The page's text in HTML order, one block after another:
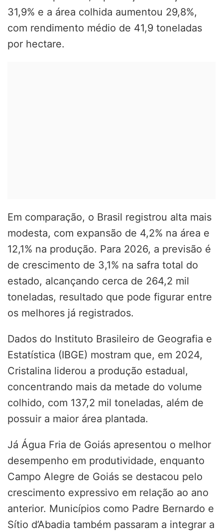
31,9% e a área colhida aumentou 29,8%,
com rendimento médio de 41,9 toneladas
por hectare.
Em comparação, o Brasil registrou alta mais
modesta, com expansão de 4,2% na área e
12,1% na produção. Para 2026, a previsão é
de crescimento de 3,1% na safra total do
estado, alcançando cerca de 264,2 mil
toneladas, resultado que pode figurar entre
os melhores já registrados.
Dados do Instituto Brasileiro de Geografia e
Estatística (IBGE) mostram que, em 2024,
Cristalina liderou a produção estadual,
concentrando mais da metade do volume
colhido, com 137,2 mil toneladas, além de
possuir a maior área plantada.
Já Água Fria de Goiás apresentou o melhor
desempenho em produtividade, enquanto
Campo Alegre de Goiás se destacou pelo
crescimento expressivo em relação ao ano
anterior. Municípios como Padre Bernardo e
Sítio d’Abadia também passaram a integrar a